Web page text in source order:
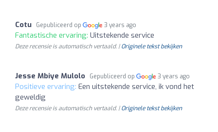
Cotu Gepubliceerd op 3 years ago
Fantastische ervaring: Uitstekende service
Deze recensie is automatisch vertaald. |Originele tekst bekijken
Jesse Mbiye Mulolo Gepubliceerd op 3 years ago
Positieve ervaring: Een uitstekende service, ik vond het
geweldig
Deze recensie is automatisch vertaald. |Originele tekst bekijken